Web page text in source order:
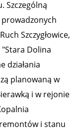
Szczególną
Szczygłowice,
Dolina
działania
planowaną w
i w rejonie
i stanu